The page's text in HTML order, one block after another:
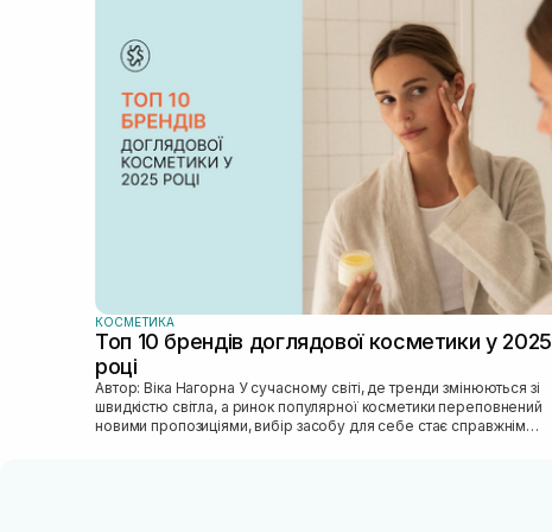
КОСМЕТИКА
Топ 10 брендів доглядової косметики у 2025
році
Автор: Віка Нагорна У сучасному світі, де тренди змінюються зі
швидкістю світла, а ринок популярної косметики переповнений
новими пропозиціями, вибір засобу для себе стає справжнім